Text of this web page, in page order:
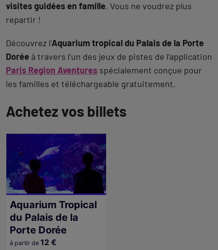
visites guidées en famille. Vous ne voudrez plus
repartir !
Découvrez l'Aquarium tropical du Palais de la Porte
Dorée à travers l’un des jeux de pistes de l’application
Paris Region Aventures spécialement conçue pour
les familles et téléchargeable gratuitement.
Revenir
l'onglet
description
Achetez vos billets